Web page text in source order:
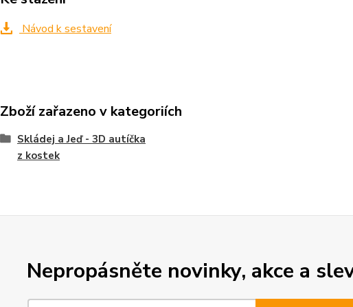
Návod k sestavení
Zboží zařazeno v kategoriích
Skládej a Jeď - 3D autíčka
z kostek
Nepropásněte novinky, akce a